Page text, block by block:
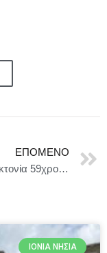
ΕΠΌΜΕΝΟ
Ανθρωποκτονία 59χρονης γυναίκας από τον αδελφό της
ΙΌΝΙΑ ΝΗΣΙΆ